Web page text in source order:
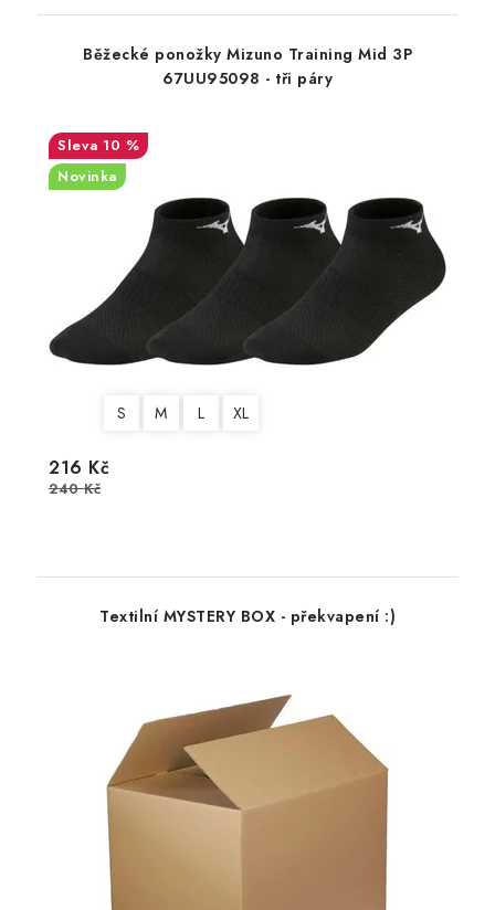
Běžecké ponožky Mizuno Training Mid 3P
67UU95098 - tři páry
10 %
Novinka
S M L XL
216 Kč
240 Kč
Textilní MYSTERY BOX - překvapení :)